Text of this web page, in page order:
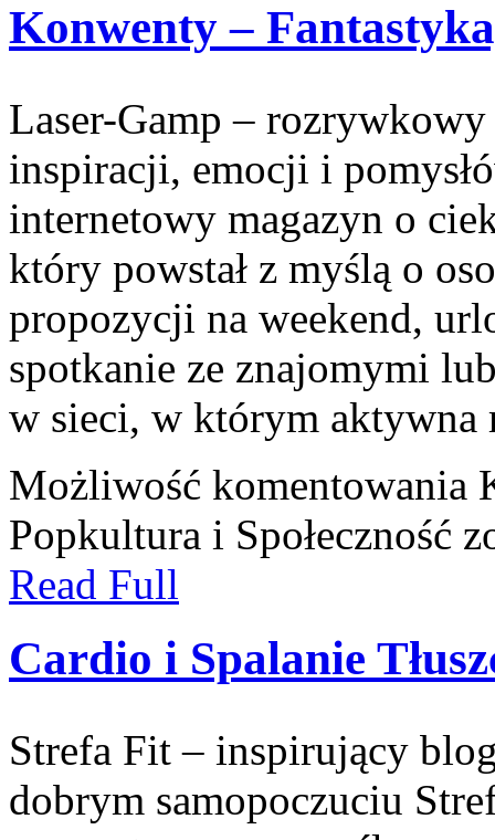
Konwenty –
Laser-Gamp –
inspiracji, emocji i
internetowy magazyn o
który powstał z myślą o
propozycji na weekend,
spotkanie ze znajomymi
w sieci, w którym aktywna
Możliwość komentowania
Popkultura i Społeczność
Read Full
Cardio i Spalanie
Strefa Fit – inspirujący
dobrym samopoczuciu